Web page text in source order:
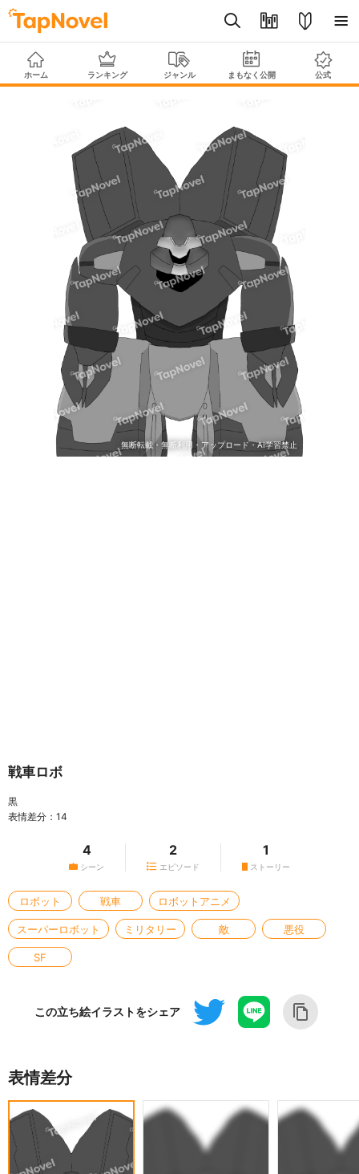
ホーム ランキング ジャンル まもなく公開 公式
無断転載・無断利用・アップロード・AI学習禁止
戦車ロボ
黒
表情差分：14
シーン
4
エピソード
2
ストーリー
1
ロボット 戦車 ロボットアニメ
スーパーロボット ミリタリー 敵 悪役
SF
この立ち絵イラストをシェア
表情差分